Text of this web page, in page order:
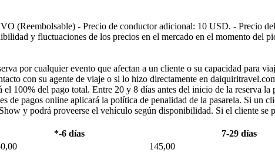
(Reembolsable) - Precio de conductor adicional: 10 USD. - Precio
y fluctuaciones de los precios en el mercado en el momento del
por cualquier evento que afectan a un cliente o su capacidad para
con su agente de viaje o si lo hizo directamente en
el 100% del pago total. Entre 20 y 8 días antes del inicio de la reserva
de pagos online aplicará la política de penalidad de la pasarela. Si un
y podrá proveerse el vehículo según disponibilidad. Si el cliente se
*-6 días 7-29 días
145,00